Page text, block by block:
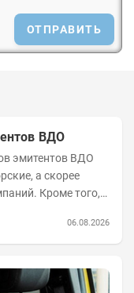
ОТПРАВИТЬ
ВДО
эмитентов ВДО
а скорее
Кроме того,
06.08.2026